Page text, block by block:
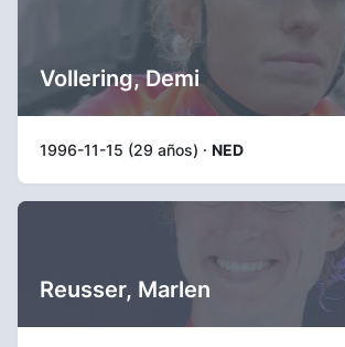
Vollering, Demi
1996-11-15 (29 años) · NED
Reusser, Marlen